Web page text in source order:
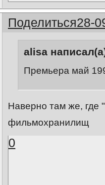
Поделиться28-
alisa
Премьера май
Наверно там же, где
фильмохранилищ
0